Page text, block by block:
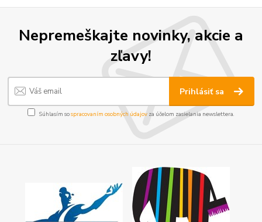
Nepremeškajte novinky, akcie a
zľavy!
Prihlásiť sa
Súhlasím sospracovaním osobných údajov za účelom zasielania newslettera.